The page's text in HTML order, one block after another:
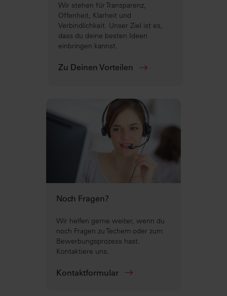
Wir stehen für Transparenz,
Offenheit, Klarheit und
Verbindlichkeit. Unser Ziel ist es,
dass du deine besten Ideen
einbringen kannst.
Zu Deinen Vorteilen
Noch Fragen?
Wir helfen gerne weiter, wenn du
noch Fragen zu Techem oder zum
Bewerbungsprozess hast.
Kontaktiere uns.
Kontaktformular